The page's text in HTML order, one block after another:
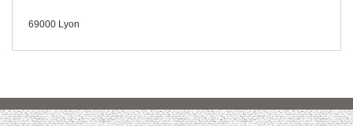
69000 Lyon